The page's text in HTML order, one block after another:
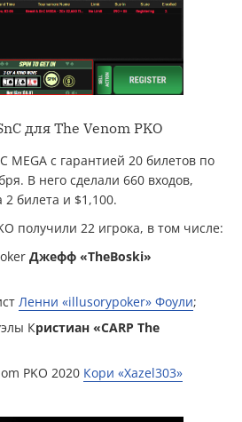
для The Venom PKO
MEGA с гарантией 20 билетов по
В него сделали 660 входов,
билета и $1,100.
получили 22 игрока, в том числе:
Джефф «TheBoski»
Ленни «illusorypoker» Фоули;
Кристиан «CARP The
PKO 2020 Кори «Xazel303»